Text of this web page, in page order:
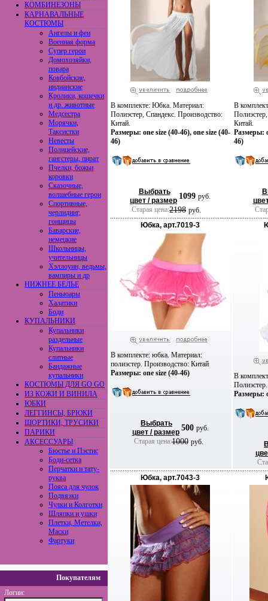
КОМБИНЕЗОНЫ
КАРНАВАЛЬНЫЕ
КОСТЮМЫ
Ангелы и феи
Военная форма
Супер герои
Домохозяйки,
повара
Ковбойские,
индианские
Кролики, кошечки
и др. животные
Медсестра
Морячки,
Таксистки
Невесты
Полицейские,
гангстеры, пират
Пчелки, божьи
коровки
Сказочные,
волшебные герои
Спортивные,
черлидинг,
гонщицы
Баварские,
немецкие
Школьницы,
учительницы
Хэллоуин, ведьмы,
вампиры и др
НИЖНЕЕ БЕЛЬЕ
Пеньюары
Халатики
Боди
КУПАЛЬНИКИ
Купальники
раздельные
Купальники
слитные
Бандажные
купальники
КОСТЮМЫ ДЛЯ GO GO
ИЗ КОЖИ И ВИНИЛА
ЮБКИ
ЛЕГГИНСЫ, БРЮКИ
ШОРТИКИ, ТРУСИКИ
ПАРИКИ
АКСЕССУАРЫ
Бюстье и Пэстис
Боди-сетка
Перчатки и тату-
руква
Пояса для чулок
Подвязки
Чулки и Колготки
Шляпки и ушки
Плетки, Метелки,
Маски
Фартуки
Покупателям
Логин:
В комплекте: Юбка. Материал:
Полиэстер, Спандекс. Производство:
Китай.
Размеры: one size (40-46), one size (40-
46)
Выбрать
цвет / размер 1099 руб.
Старая цена:2198 руб.
В
Китай.
Размеры:
46)
Юбка, арт.7019-3
В комплекте: юбка. Материал:
полиэстер. Производство: Китай
Размеры: one size (40-46)
Выбрать
цвет / размер 500 руб.
Старая цена:1000 руб.
В
Размеры:
Юбка, арт.7043-3